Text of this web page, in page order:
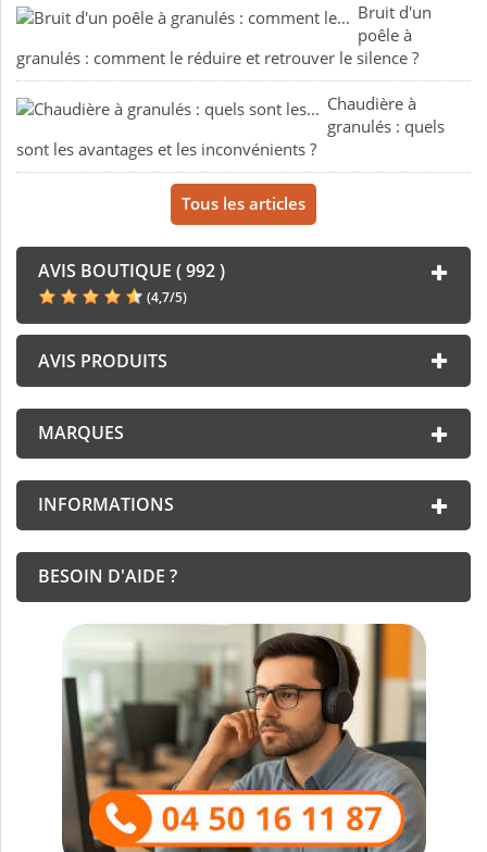
Bruit d'un
poêle à
granulés : comment le réduire et retrouver le silence ?
Chaudière à
granulés : quels
sont les avantages et les inconvénients ?
Tous les articles
AVIS BOUTIQUE ( 992 )
(4,7/5)
AVIS PRODUITS
MARQUES
INFORMATIONS
BESOIN D'AIDE ?